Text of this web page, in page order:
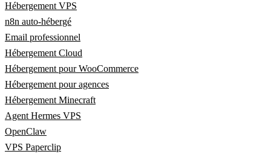
Hébergement VPS
n8n auto-hébergé
Email professionnel
Hébergement Cloud
Hébergement pour WooCommerce
Hébergement pour agences
Hébergement Minecraft
Agent Hermes VPS
OpenClaw
VPS Paperclip